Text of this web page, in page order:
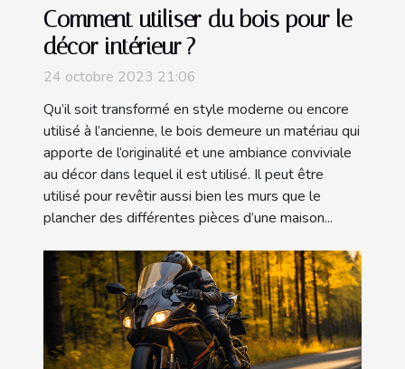
Comment utiliser du bois pour le
décor intérieur ?
24 octobre 2023 21:06
Qu’il soit transformé en style moderne ou encore
utilisé à l’ancienne, le bois demeure un matériau qui
apporte de l’originalité et une ambiance conviviale
au décor dans lequel il est utilisé. Il peut être
utilisé pour revêtir aussi bien les murs que le
plancher des différentes pièces d’une maison...